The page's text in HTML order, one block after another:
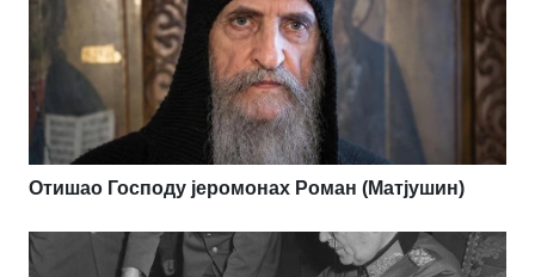
Отишао Господу јеромонах Роман (Матјушин)